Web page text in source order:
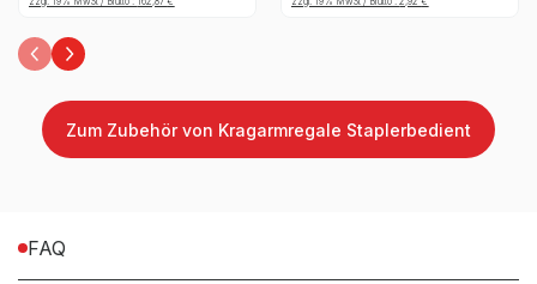
Befestigungsart
Material Stahl
Zum Zubehör von Kragarmregale Staplerbedient
FAQ